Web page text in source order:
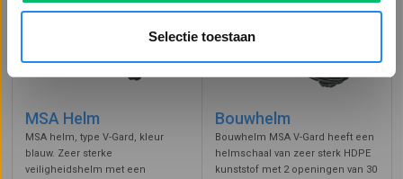
Selectie toestaan
MSA Helm
MSA helm, type V-Gard, kleur
blauw. Zeer sterke
veiligheidshelm met een
Bouwhelm
Bouwhelm MSA V-Gard heeft een
helmschaal van zeer sterk HDPE
kunststof met 2 openingen van 30